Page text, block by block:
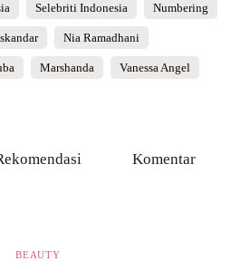
Selebriti Indonesia Numbering
Nia Ramadhani
Marshanda Vanessa Angel
Komentar
BEAUTY